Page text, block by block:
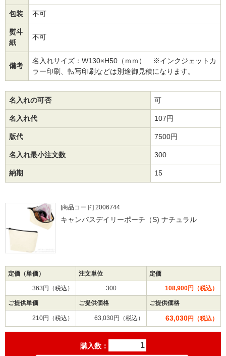
包装 不可
熨斗
紙
不可
備考
名入れサイズ：W130×H50（ｍｍ） ※インクジェットカ
ラー印刷、転写印刷などは別途御見積になります。
名入れの可否 可
名入れ代 107円
版代 7500円
名入れ最小注文数 300
納期 15
[商品コード] 2006744
キャンバスデイリーポーチ（S) ナチュラル
定価（単価） 注文単位 定価
363円（税込） 300 108,900円（税込）
ご提供単価 ご提供価格 ご提供価格
210円（税込） 63,030円（税込） 63,030円（税込）
購入数：